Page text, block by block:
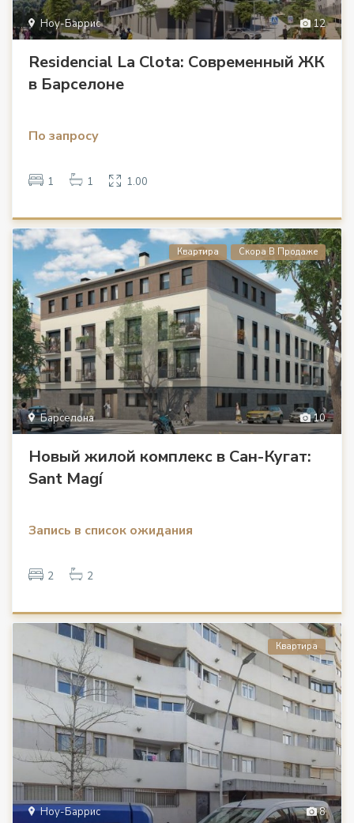
12
Ноу-Баррис
Residencial La Clota: Современный ЖК
в Барселоне
По запросу
1 1 1.00
10
Барселона
Квартира Скора В Продаже
Новый жилой комплекс в Сан-Кугат:
Sant Magí
Запись в список ожидания
2 2
8
Ноу-Баррис
Квартира